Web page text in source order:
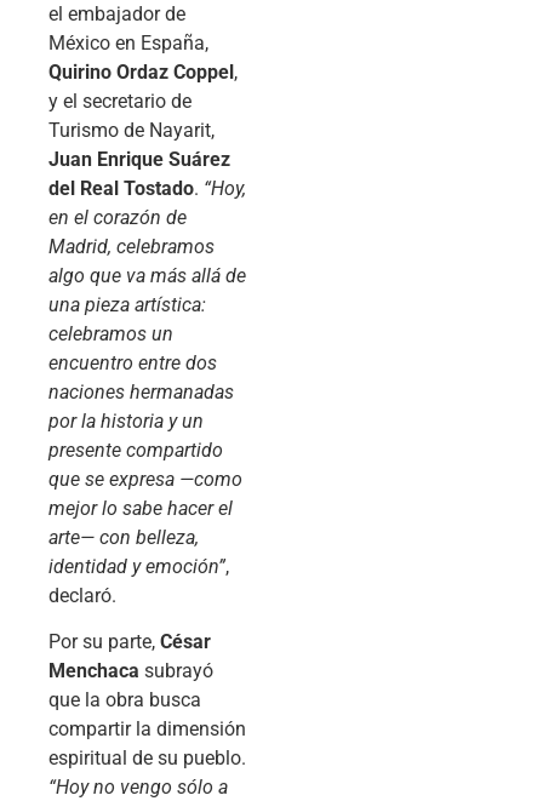
el embajador de
México en España,
Quirino Ordaz Coppel,
y el secretario de
Turismo de Nayarit,
Juan Enrique Suárez
del Real Tostado. “Hoy,
en el corazón de
Madrid, celebramos
algo que va más allá de
una pieza artística:
celebramos un
encuentro entre dos
naciones hermanadas
por la historia y un
presente compartido
que se expresa —como
mejor lo sabe hacer el
arte— con belleza,
identidad y emoción”,
declaró.
Por su parte, César
Menchaca subrayó
que la obra busca
compartir la dimensión
espiritual de su pueblo.
“Hoy no vengo sólo a